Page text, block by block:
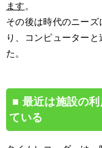
ます 。
その後は時代のニー
り、コンピューター
た。
最近は施設の
ている